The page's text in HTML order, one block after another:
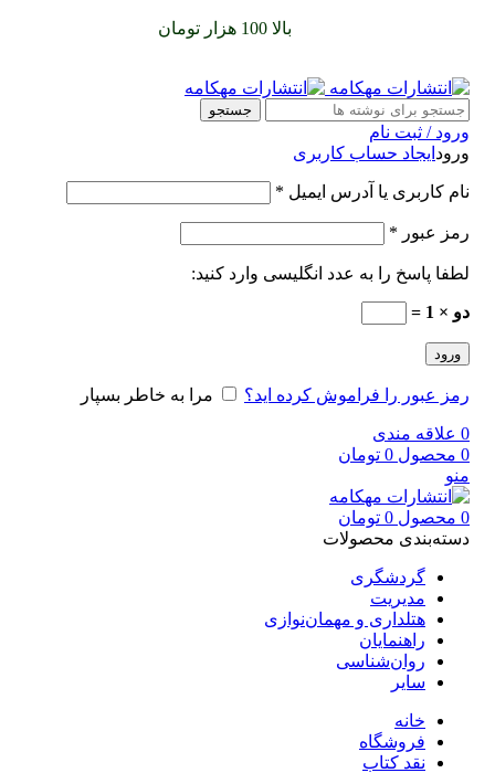
بالا 100 هزار تومان
جستجو
ورود / ثبت نام
ورود ایجاد حساب کاربری
نام کاربری یا آدرس ایمیل *
رمز عبور *
لطفا پاسخ را به عدد انگلیسی وارد کنید:
دو × 1 =
ورود
رمز عبور را فراموش کرده اید؟ مرا به خاطر بسپار
0 علاقه مندی
0 محصول 0 تومان
منو
0 محصول 0 تومان
دسته‌بندی محصولات
گردشگری
مدیریت
هتلداری و مهمان‌نوازی
راهنمایان
روان‌شناسی
سایر
خانه
فروشگاه
نقد کتاب